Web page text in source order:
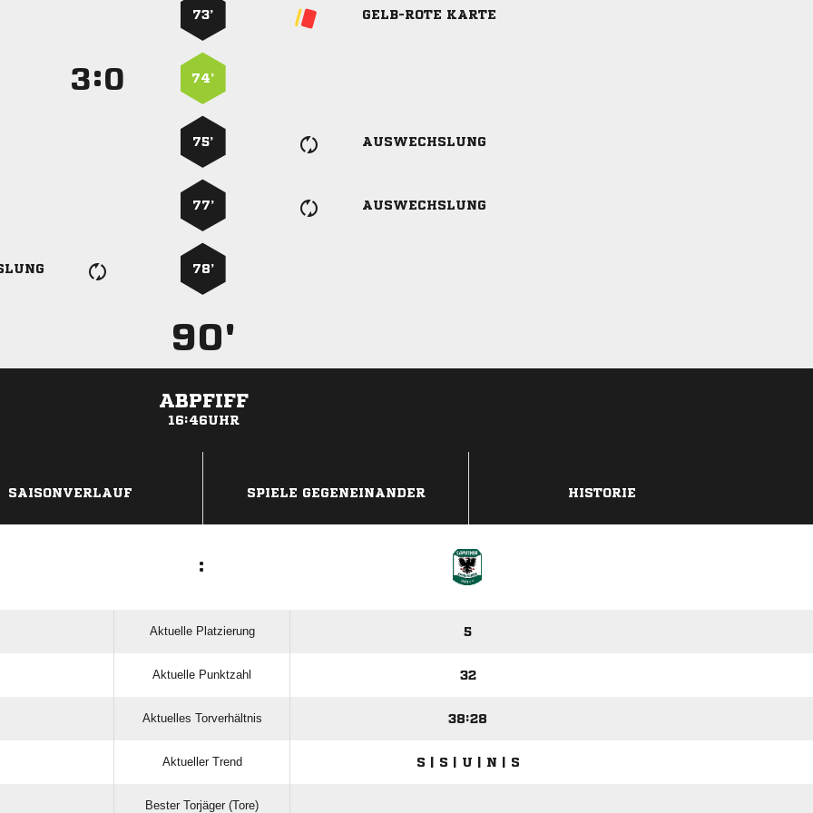
73’ GELB-ROTE KARTE
: 74’
75’ AUSWECHSLUNG
77’ AUSWECHSLUNG
78’
90'
ABPFIFF
16:46UHR
SAISONVERLAUF SPIELE GEGENEINANDER HISTORIE
:
Aktuelle Platzierung 5
Aktuelle Punktzahl 32
Aktuelles Torverhältnis 38:28
Aktueller Trend S | S | U | N | S
Bester Torjäger (Tore)